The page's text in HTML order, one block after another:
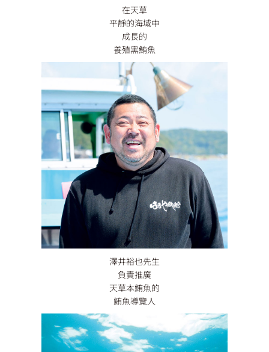
在天草
平靜的海域中
成長的
養殖黑鮪魚
澤井裕也先生
負責推廣
天草本鮪魚的
鮪魚導覽人